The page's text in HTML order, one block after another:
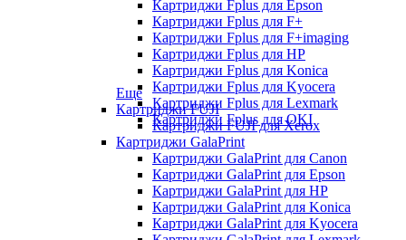
Картриджи Fplus для Epson
Картриджи Fplus для F+
Картриджи Fplus для F+imaging
Картриджи Fplus для HP
Картриджи Fplus для Konica
Картриджи Fplus для Kyocera
Картриджи Fplus для Lexmark
Картриджи Fplus для OKI
Еще
Картриджи FUJI
Картриджи FUJI для Xerox
Картриджи GalaPrint
Картриджи GalaPrint для Canon
Картриджи GalaPrint для Epson
Картриджи GalaPrint для HP
Картриджи GalaPrint для Konica
Картриджи GalaPrint для Kyocera